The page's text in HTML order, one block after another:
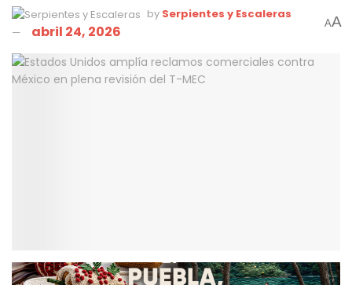
by Serpientes y Escaleras
abril 24, 2026 AA